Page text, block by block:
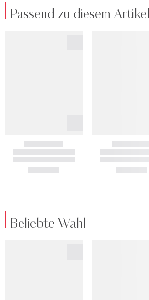
Passend zu diesem Artikel
Beliebte Wahl